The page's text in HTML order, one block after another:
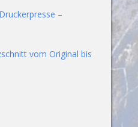
–
vom Original bis